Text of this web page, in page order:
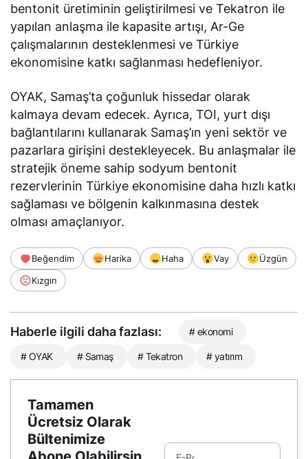
bentonit üretiminin geliştirilmesi ve Tekatron ile
yapılan anlaşma ile kapasite artışı, Ar-Ge
çalışmalarının desteklenmesi ve Türkiye
ekonomisine katkı sağlanması hedefleniyor.
OYAK, Samaş’ta çoğunluk hissedar olarak
kalmaya devam edecek. Ayrıca, TOI, yurt dışı
bağlantılarını kullanarak Samaş’ın yeni sektör ve
pazarlara girişini destekleyecek. Bu anlaşmalar ile
stratejik öneme sahip sodyum bentonit
rezervlerinin Türkiye ekonomisine daha hızlı katkı
sağlaması ve bölgenin kalkınmasına destek
olması amaçlanıyor.
Beğendim Harika Haha Vay
Üzgün
Kızgın
Haberle ilgili daha fazlası: # ekonomi
# OYAK # Samaş # Tekatron # yatırım
Tamamen
Ücretsiz Olarak
Bültenimize